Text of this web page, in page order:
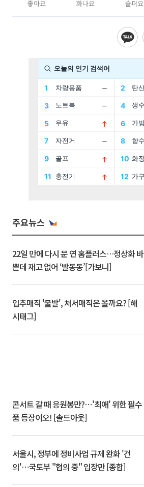
좋아요 화나요 슬퍼요
주요뉴스
22일 만에 다시 문 연 홈플러스…정상화 바
쁜데 재고 없어 ‘발동동’[가보니]
입추매직 '불발', 처서매직은 올까요? [해
시태그]
콘서트 갈 때 응원봉만?⋯'최애' 위한 필수
품 등장이오! [솔드아웃]
서울시, 정부에 정비사업 규제 완화 '건
의'⋯국토부 "협의 중" 입장만 [종합]